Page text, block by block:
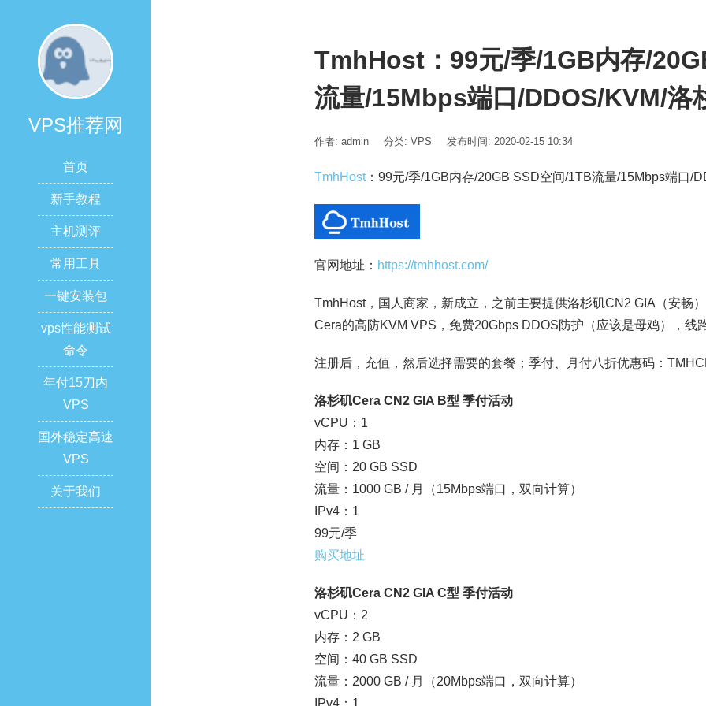
VPS推荐网
首页
新手教程
主机测评
常用工具
一键安装包
vps性能测试
命令
年付15刀内
VPS
国外稳定高速
VPS
关于我们
TmhHost：99元/季/1GB内存/
流量/15Mbps端口/DDOS/KVM/洛
作者: admin 分类: VPS 发布时间: 2020-02-15 10:34
TmhHost：99元/季/1GB内存/20GB SSD空间/1TB流量/15Mbps端口/
官网地址： https://tmhhost.com/
TmhHost，国人商家，新成立，之前主要提供洛杉矶CN2 GIA（安畅
Cera的高防KVM VPS，免费20Gbps DDOS防护（应该是母鸡），线
注册后，充值，然后选择需要的套餐；季付、月付八折优惠码：
洛杉矶Cera CN2 GIA B型 季付活动
vCPU：1
内存：1 GB
空间：20 GB SSD
流量：1000 GB / 月（15Mbps端口，双向计算）
IPv4：1
99元/季
购买地址
洛杉矶Cera CN2 GIA C型 季付活动
vCPU：2
内存：2 GB
空间：40 GB SSD
流量：2000 GB / 月（20Mbps端口，双向计算）
IPv4：1